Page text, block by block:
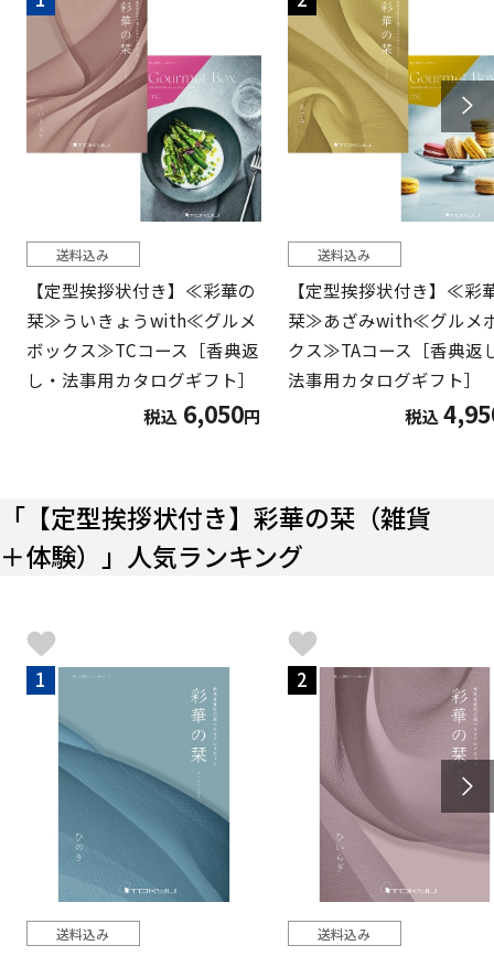
送料込み
【定型挨拶状付き】≪彩華の
栞≫ういきょうwith≪グルメ
ボックス≫TCコース［香典返
し・法事用カタログギフト］
税込 6,050円
送料込み
【定型挨拶状付き】≪彩
栞≫あざみwith≪グルメ
クス≫TAコース［香典返
法事用カタログギフト］
税込
「【定型挨拶状付き】彩華の栞（雑貨
＋体験）」人気ランキング
1
送料込み
2
送料込み